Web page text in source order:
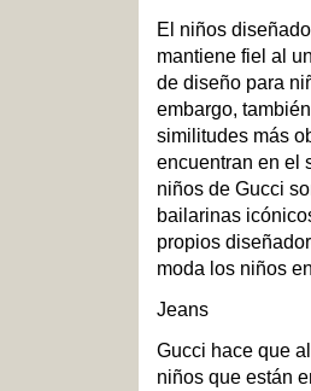
El niños
mantiene fiel al
de diseño para
embargo,
similitudes más
encuentran en el
niños de Gucci
bailarinas
propios
moda los niños
Jeans
Gucci hace que
niños que están